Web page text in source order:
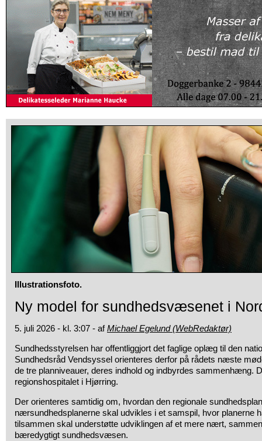
Illustrationsfoto.
Ny model for sundhedsvæsenet i
5. juli 2026 - kl. 3:07 - afMichael Egelund (WebRedaktør)
Sundhedsstyrelsen har offentliggjort det faglige oplæg til den
Sundhedsråd Vendsyssel orienteres derfor på rådets næste
de tre planniveauer, deres indhold og indbyrdes sammenhæng.
regionshospitalet i Hjørring.
Der orienteres samtidig om, hvordan den regionale
nærsundhedsplanerne skal udvikles i et samspil, hvor planerne
tilsammen skal understøtte udviklingen af et mere nært,
bæredygtigt sundhedsvæsen.